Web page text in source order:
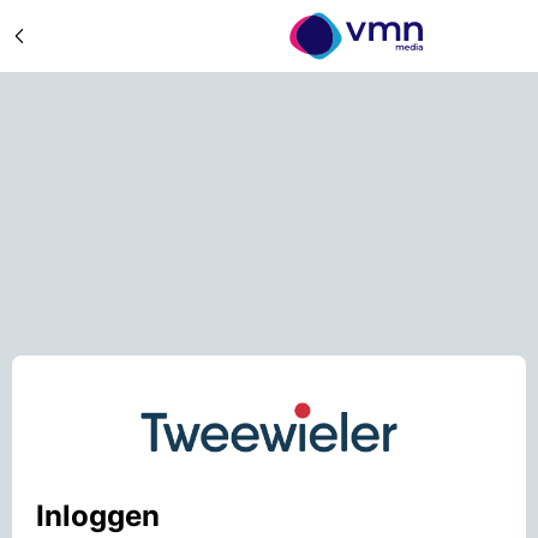
Inloggen